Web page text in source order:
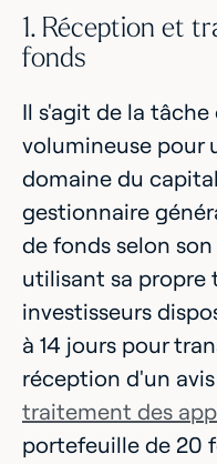
1. Réception et
fonds
Il s'agit de la
volumineuse pour
domaine du
gestionnaire
de fonds selon
utilisant sa propre
investisseurs
à 14 jours pour
réception d'un avis
traitement des
portefeuille de 20